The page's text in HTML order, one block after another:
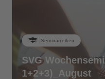
Seminarreihen
SVG
1+2+3)_August